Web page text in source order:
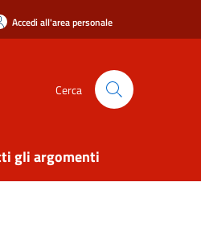
Accedi all'area personale
Cerca
gli argomenti